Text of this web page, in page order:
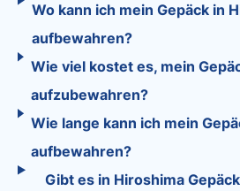
Wo kann ich mein Gepäck in
aufbewahren?
Wie viel kostet es, mein
aufzubewahren?
Wie lange kann ich mein
aufbewahren?
Gibt es in Hiroshima